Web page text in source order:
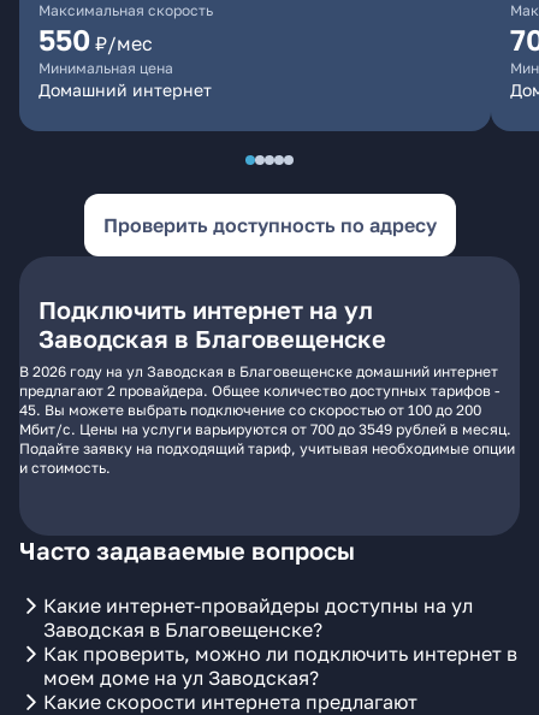
Максимальная скорость
550 ₽/мес
Минимальная цена
Домашний интернет
Проверить доступность по адресу
Подключить интернет на ул
Заводская в Благовещенске
В 2026 году на ул Заводская в Благовещенске домашний интернет
предлагают 2 провайдера. Общее количество доступных тарифов -
45. Вы можете выбрать подключение со скоростью от 100 до 200
Мбит/с. Цены на услуги варьируются от 700 до 3549 рублей в месяц.
Подайте заявку на подходящий тариф, учитывая необходимые опции
и стоимость.
Часто задаваемые вопросы
Какие интернет-провайдеры доступны на ул
Заводская в Благовещенске?
Как проверить, можно ли подключить интернет в
моем доме на ул Заводская?
Какие скорости интернета предлагают